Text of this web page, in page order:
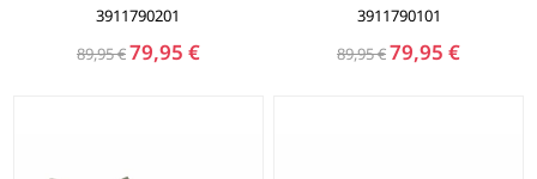
3911790201
89,95 €79,95 €
3911790101
89,95 €79,95 €